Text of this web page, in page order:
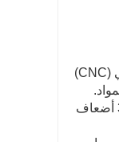
بالمقارنة مع طرق الثني اليدوية التقليدية ومعدات الثني شبه الأوتوماتيكية، تتميز ماكينة ثني حديد التسليح بنظام التحكم الرقمي (CNC)
ثانيًا، تقلل العمليات الآلية الاعتماد على العمالة بشكل كبير، مما يوفر تكاليف العمالة للمؤسسات ويزيد كفاءة الإنتاج بأكثر من 3 أضعاف